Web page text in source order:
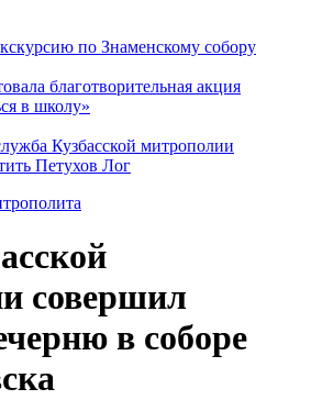
по Знаменскому собору
благотворительная акция
в школу»
Кузбасской митрополии
Петухов Лог
совершил
в соборе